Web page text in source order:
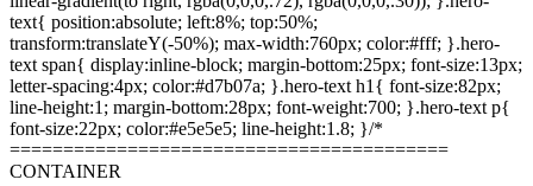
text{ position:absolute; left:8%; top:50%;
transform:translateY(-50%); max-width:760px; color:#fff; }.hero-
text span{ display:inline-block; margin-bottom:25px; font-size:13px;
letter-spacing:4px; color:#d7b07a; }.hero-text h1{ font-size:82px;
line-height:1; margin-bottom:28px; font-weight:700; }.hero-text p{
font-size:22px; color:#e5e5e5; line-height:1.8; }/*
=========================================
CONTAINER